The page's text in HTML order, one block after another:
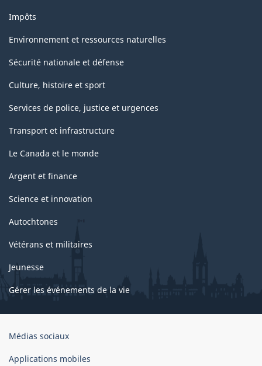
Impôts
Environnement et ressources naturelles
Sécurité nationale et défense
Culture, histoire et sport
Services de police, justice et urgences
Transport et infrastructure
Le Canada et le monde
Argent et finance
Science et innovation
Autochtones
Vétérans et militaires
Jeunesse
Gérer les événements de la vie
Organisation
gouvernement
Médias sociaux
Applications mobiles